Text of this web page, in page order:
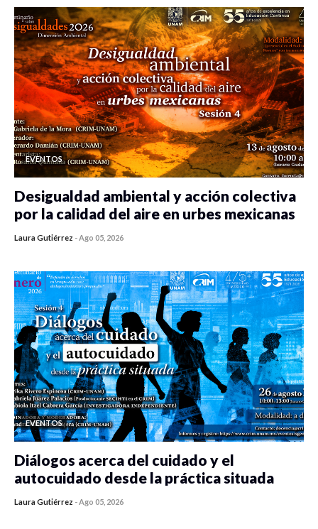
EVENTOS
Desigualdad ambiental y acción colectiva
por la calidad del aire en urbes mexicanas
Laura Gutiérrez -Ago 05, 2026
EVENTOS
Diálogos acerca del cuidado y el
autocuidado desde la práctica situada
Laura Gutiérrez -Ago 05, 2026